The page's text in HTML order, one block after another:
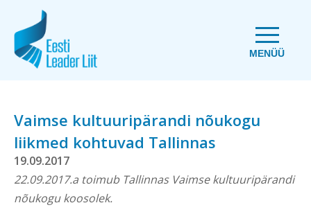
MENÜÜ
Vaimse kultuuripärandi nõukogu
liikmed kohtuvad Tallinnas
19.09.2017
22.09.2017.a toimub Tallinnas Vaimse kultuuripärandi
nõukogu koosolek.